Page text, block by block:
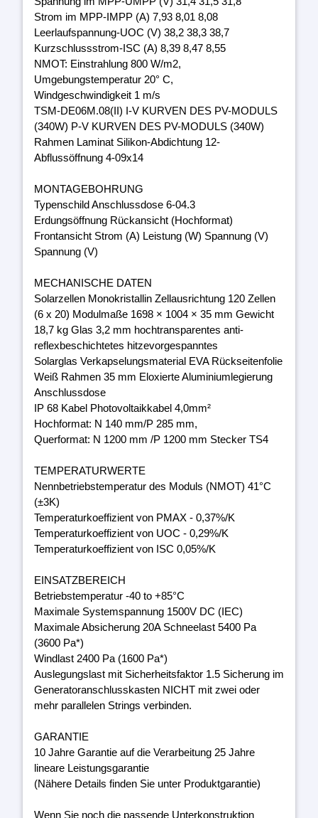
Strom im MPP-IMPP (A) 7,93 8,01 8,08
Leerlaufspannung-UOC (V) 38,2 38,3 38,7
Kurzschlussstrom-ISC (A) 8,39 8,47 8,55
NMOT: Einstrahlung 800 W/m2,
Umgebungstemperatur 20° C,
Windgeschwindigkeit 1 m/s
TSM-DE06M.08(II) I-V KURVEN DES PV-MODULS
(340W) P-V KURVEN DES PV-MODULS (340W)
Rahmen Laminat Silikon-Abdichtung 12-
Abflussöffnung 4-09x14
MONTAGEBOHRUNG
Typenschild Anschlussdose 6-04.3
Erdungsöffnung Rückansicht (Hochformat)
Frontansicht Strom (A) Leistung (W) Spannung (V)
Spannung (V)
MECHANISCHE DATEN
Solarzellen Monokristallin Zellausrichtung 120 Zellen
(6 x 20) Modulmaße 1698 × 1004 × 35 mm Gewicht
18,7 kg Glas 3,2 mm hochtransparentes anti-
reflexbeschichtetes hitzevorgespanntes
Solarglas Verkapselungsmaterial EVA Rückseitenfolie
Weiß Rahmen 35 mm Eloxierte Aluminiumlegierung
Anschlussdose
IP 68 Kabel Photovoltaikkabel 4,0mm²
Hochformat: N 140 mm/P 285 mm,
Querformat: N 1200 mm /P 1200 mm Stecker TS4
TEMPERATURWERTE
Nennbetriebstemperatur des Moduls (NMOT) 41°C
(±3K)
Temperaturkoeffizient von PMAX - 0,37%/K
Temperaturkoeffizient von UOC - 0,29%/K
Temperaturkoeffizient von ISC 0,05%/K
EINSATZBEREICH
Betriebstemperatur -40 to +85°C
Maximale Systemspannung 1500V DC (IEC)
Maximale Absicherung 20A Schneelast 5400 Pa
(3600 Pa*)
Windlast 2400 Pa (1600 Pa*)
Auslegungslast mit Sicherheitsfaktor 1.5 Sicherung im
Generatoranschlusskasten NICHT mit zwei oder
mehr parallelen Strings verbinden.
GARANTIE
10 Jahre Garantie auf die Verarbeitung 25 Jahre
lineare Leistungsgarantie
(Nähere Details finden Sie unter Produktgarantie)
Wenn Sie noch die passende Unterkonstruktion